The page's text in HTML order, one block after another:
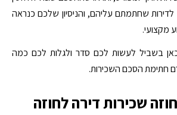
שחתמתם עליהם, והניסיון שלכם כנראה
מקצועי.
בשביל לעשות לכם סדר ולגלות לכם כמה
חתימת הסכם השכירות.
שכירות דירה לחוזה